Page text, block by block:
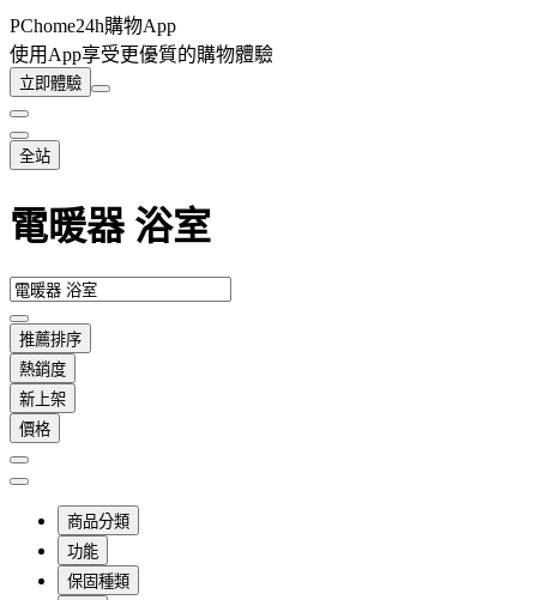
PChome24h購物App
使用App享受更優質的購物體驗
立即體驗
全站
電暖器 浴室
推薦排序
熱銷度
新上架
價格
商品分類
功能
保固種類